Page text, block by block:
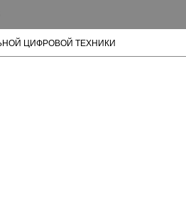
ЦИФРОВОЙ ТЕХНИКИ